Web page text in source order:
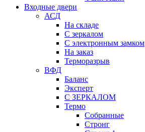
Входные двери
АСД
На складе
С зеркалом
С электронным замком
На заказ
Терморазрыв
ВФД
Баланс
Эксперт
С ЗЕРКАЛОМ
Термо
Собранные
Стронг